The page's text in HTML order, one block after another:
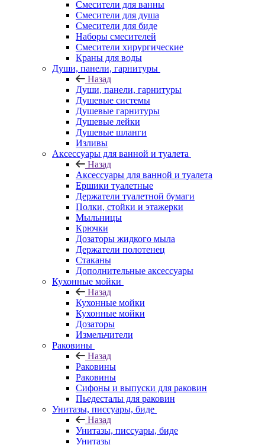
Смесители для ванны
Смесители для душа
Смесители для биде
Наборы смесителей
Смесители хирургические
Краны для воды
Души, панели, гарнитуры
Назад
Души, панели, гарнитуры
Душевые системы
Душевые гарнитуры
Душевые лейки
Душевые шланги
Изливы
Аксессуары для ванной и туалета
Назад
Аксессуары для ванной и туалета
Ершики туалетные
Держатели туалетной бумаги
Полки, стойки и этажерки
Мыльницы
Крючки
Дозаторы жидкого мыла
Держатели полотенец
Стаканы
Дополнительные аксессуары
Кухонные мойки
Назад
Кухонные мойки
Кухонные мойки
Дозаторы
Измельчители
Раковины
Назад
Раковины
Раковины
Сифоны и выпуски для раковин
Пьедесталы для раковин
Унитазы, писсуары, биде
Назад
Унитазы, писсуары, биде
Унитазы